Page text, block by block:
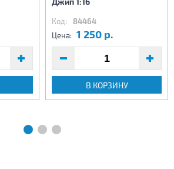
Код: 84464
Цена: 1 250 р.
В КОРЗИНУ